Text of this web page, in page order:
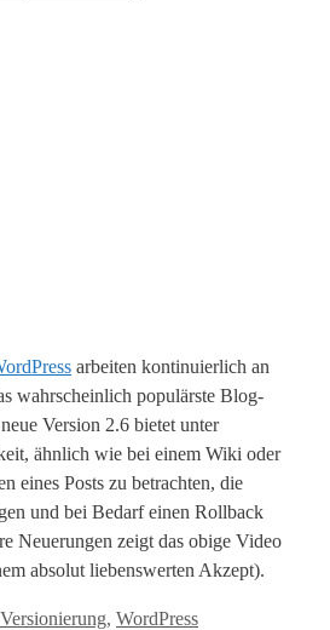
arbeiten kontinuierlich an
wahrscheinlich populärste Blog-
Version 2.6 bietet unter
ähnlich wie bei einem Wiki oder
eines Posts zu betrachten, die
und bei Bedarf einen Rollback
Neuerungen zeigt das obige Video
absolut liebenswerten Akzept).
Versionierung, WordPress